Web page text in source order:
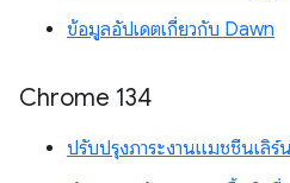
ข้อมูลอัปเดตเกี่ยวกับ Dawn
Chrome 134
ปรับปรุงภาระงานแมชชีนเลิ